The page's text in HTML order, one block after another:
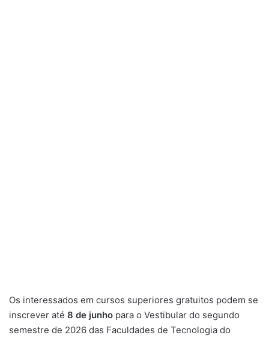
Os interessados em cursos superiores gratuitos podem se
inscrever até 8 de junho para o Vestibular do segundo
semestre de 2026 das Faculdades de Tecnologia do